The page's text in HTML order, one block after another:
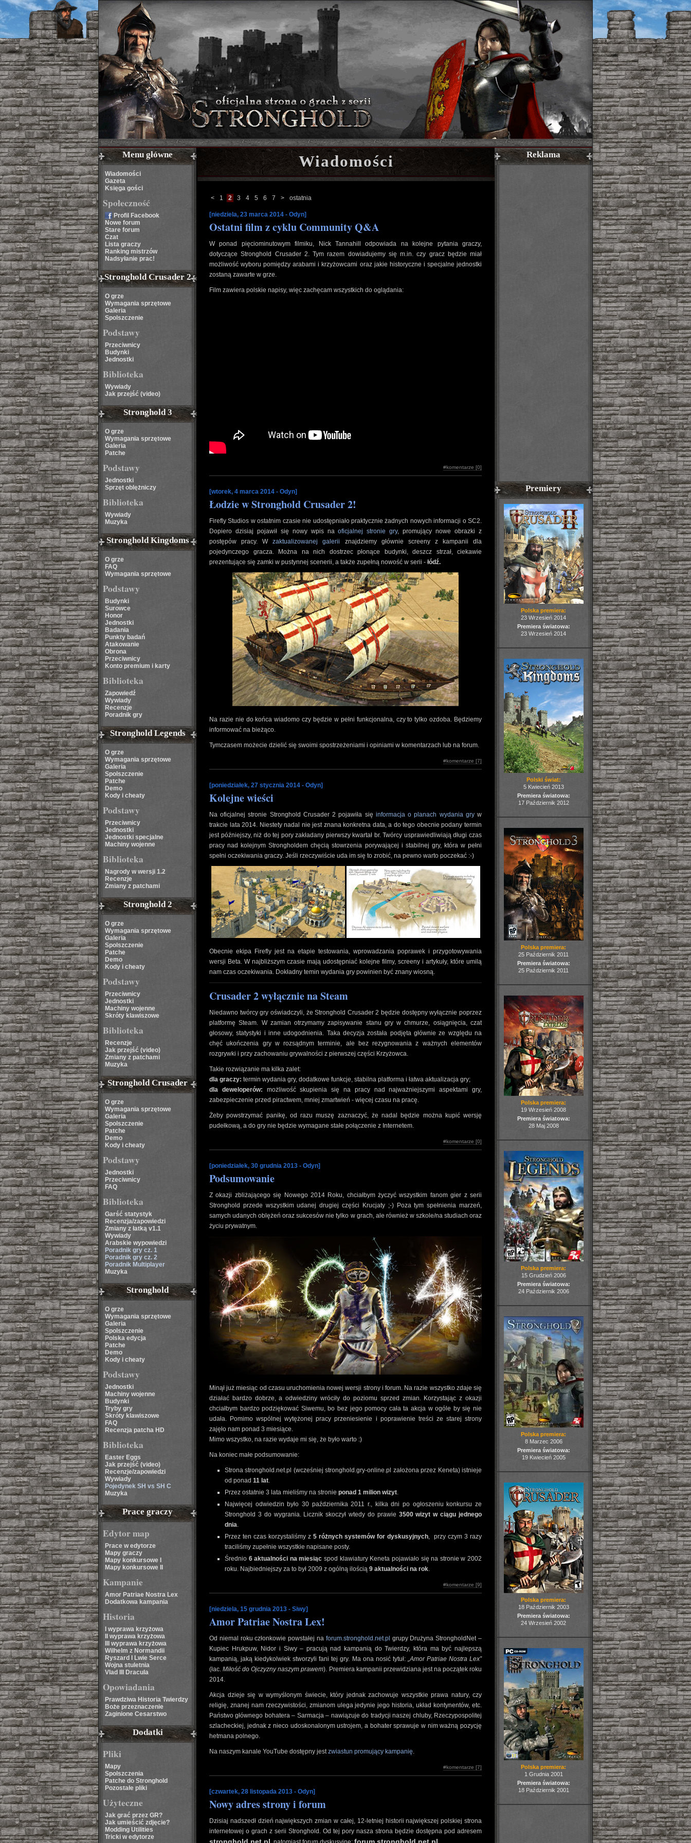
Menu główne
Wiadomości
Gazeta
Księga gości
Społeczność
Profil Facebook
Nowe forum
Stare forum
Czat
Lista graczy
Ranking mistrzów
Nadsyłanie prac!
Stronghold Crusader 2
O grze
Wymagania sprzętowe
Galeria
Spolszczenie
Podstawy
Przeciwnicy
Budynki
Jednostki
Biblioteka
Wywiady
Jak przejść (video)
Stronghold 3
O grze
Wymagania sprzętowe
Galeria
Patche
Podstawy
Jednostki
Sprzęt oblężniczy
Biblioteka
Wywiady
Muzyka
Stronghold Kingdoms
O grze
FAQ
Wymagania sprzętowe
Podstawy
Budynki
Surowce
Honor
Jednostki
Badania
Punkty badań
Atakowanie
Obrona
Przeciwnicy
Konto premium i karty
Biblioteka
Zapowiedź
Wywiady
Recenzje
Poradnik gry
Stronghold Legends
O grze
Wymagania sprzętowe
Galeria
Spolszczenie
Patche
Demo
Kody i cheaty
Podstawy
Przeciwnicy
Jednostki
Jednostki specjalne
Machiny wojenne
Biblioteka
Nagrody w wersji 1.2
Recenzje
Zmiany z patchami
Stronghold 2
O grze
Wymagania sprzętowe
Galeria
Spolszczenie
Patche
Demo
Kody i cheaty
Podstawy
Przeciwnicy
Jednostki
Machiny wojenne
Skróty klawiszowe
Biblioteka
Recenzje
Jak przejść (video)
Zmiany z patchami
Muzyka
Stronghold Crusader
O grze
Wymagania sprzętowe
Galeria
Spolszczenie
Patche
Demo
Kody i cheaty
Podstawy
Jednostki
Przeciwnicy
FAQ
Biblioteka
Garść statystyk
Recenzja/zapowiedzi
Zmiany z łatką v1.1
Wywiady
Arabskie wypowiedzi
Poradnik gry cz. 1
Poradnik gry cz. 2
Poradnik Multiplayer
Muzyka
Stronghold
O grze
Wymagania sprzętowe
Galeria
Spolszczenie
Polska edycja
Patche
Demo
Kody i cheaty
Podstawy
Jednostki
Machiny wojenne
Budynki
Tryby gry
Skróty klawiszowe
FAQ
Recenzja patcha HD
Biblioteka
Easter Eggs
Jak przejść (video)
Recenzje/zapowiedzi
Wywiady
Pojedynek SH vs SH C
Muzyka
Prace graczy
Edytor map
Prace w edytorze
Mapy graczy
Mapy konkursowe I
Mapy konkursowe II
Kampanie
Amor Patriae Nostra Lex
Dodatkowa kampania
Historia
I wyprawa krzyżowa
II wyprawa krzyżowa
III wyprawa krzyżowa
Wilhelm z Normandii
Ryszard I Lwie Serce
Wojna stuletnia
Vlad III Dracula
Opowiadania
Prawdziwa Historia Twierdzy
Boże przeznaczenie
Zaginione Cesarstwo
Dodatki
Pliki
Mapy
Spolszczenia
Patche do Stronghold
Pozostałe pliki
Użyteczne
Jak grać przez GR?
Jak umieścić zdjęcie?
Modding Utilities
Tricki w edytorze
Wiadomości
< 1 2 3 4 5 6 7 > ostatnia
[niedziela, 23 marca 2014 - Odyn]
Ostatni film z cyklu Community Q&A
W ponad pięciominutowym filmiku, Nick Tannahill odpowiada na kolejne pytania graczy,
dotyczące Stronghold Crusader 2. Tym razem dowiadujemy się m.in. czy gracz będzie miał
możliwość wyboru pomiędzy arabami i krzyżowcami oraz jakie historyczne i specjalne jednostki
zostaną zawarte w grze.
Film zawiera polskie napisy, więc zachęcam wszystkich do oglądania:
#komentarze [0]
[wtorek, 4 marca 2014 - Odyn]
Łodzie w Stronghold Crusader 2!
Firefly Studios w ostatnim czasie nie udostępniało praktycznie żadnych nowych informacji o SC2.
Dopiero dzisiaj pojawił się nowy wpis naoficjalnej stronie gry, promujący nowe obrazki z
postępów pracy. Wzaktualizowanej galerii
znajdziemy głównie screeny z kampanii dla
pojedynczego gracza. Można na nich dostrzec płonące budynki, deszcz strzał, ciekawie
prezentujące się zamki w pustynnej scenerii, a także zupełną nowość w serii - łódź.
Na razie nie do końca wiadomo czy będzie w pełni funkcjonalna, czy to tylko ozdoba. Będziemy
informować na bieżąco.
Tymczasem możecie dzielić się swoimi spostrzeżeniami i opiniami w komentarzach lub na forum.
#komentarze [7]
[poniedziałek, 27 stycznia 2014 - Odyn]
Kolejne wieści
Na oficjalnej stronie Stronghold Crusader 2 pojawiła się informacja o planach wydania gryw
trakcie lata 2014. Niestety nadal nie jest znana konkretna data, a do tego obecnie podany termin
jest późniejszy, niż do tej pory zakładany pierwszy kwartał br. Twórcy usprawiedliwiają długi czas
pracy nad kolejnym Strongholdem chęcią stowrzenia porywającej i stabilnej gry, która w pełni
spełni oczekiwania graczy. Jeśli rzeczywiście uda im się to zrobić, na pewno warto poczekać :-)
Obecnie ekipa Firefly jest na etapie testowania, wprowadzania poprawek i przygotowywania
wersji Beta. W najbliższym czasie mają udostępniać kolejne filmy, screeny i artykuły, które umilą
nam czas oczekiwania. Dokładny temin wydania gry powinien być znany wiosną.
Crusader 2 wyłącznie na Steam
Niedawno twórcy gry oświadczyli, że Stronghold Crusader 2 będzie dostępny wyłącznie poprzez
platformę Steam. W zamian otrzymamy zapisywanie stanu gry w chmurze, osiągnięcia, czat
głosowy, statystyki i inne udogodnienia. Taka decyzja została podjęta głównie ze względu na
chęć ukończenia gry w rozsądnym terminie, ale bez rezygnowania z ważnych elementów
rozgrywki i przy zachowaniu grywalności z pierwszej części Krzyżowca.
Takie rozwiązanie ma kilka zalet:
dla graczy: termin wydania gry, dodatkowe funkcje, stabilna platforma i łatwa aktualizacja gry;
dla deweloperów: możliwość skupienia się na pracy nad najważniejszymi aspektami gry,
zabezpieczenie przed piractwem, mniej zmartwień - więcej czasu na pracę.
Żeby powstrzymać panikę, od razu muszę zaznaczyć, że nadal będzie można kupić wersję
pudełkową, a do gry nie będzie wymagane stałe połączenie z Internetem.
#komentarze [0]
[poniedziałek, 30 grudnia 2013 - Odyn]
Podsumowanie
Z okazji zbliżającego się Nowego 2014 Roku, chciałbym życzyć wszystkim fanom gier z serii
Stronghold przede wszystkim udanej drugiej części Krucjaty ;-) Poza tym spełnienia marzeń,
samych udanych oblężeń oraz sukcesów nie tylko w grach, ale również w szkole/na studiach oraz
życiu prywatnym.
Minął już miesiąc od czasu uruchomienia nowej wersji strony i forum. Na razie wszystko zdaje się
działać bardzo dobrze, a odwiedziny wróciły do poziomu sprzed zmian. Korzystając z okazji
chciałbym bardzo podziękować Siwemu, bo bez jego pomocy cała ta akcja w ogóle by się nie
udała. Pomimo wspólnej wytężonej pracy przeniesienie i poprawienie treści ze starej strony
zajęło nam ponad 3 miesiące.
Mimo wszystko, na razie wydaje mi się, że było warto :)
Na koniec małe podsumowanie:
Strona stronghold.net.pl (wcześniej stronghold.gry-online.pl założona przez Keneta) istnieje
od ponad 11 lat.
Przez ostatnie 3 lata mieliśmy na stronie ponad 1 milion wizyt.
Najwięcej odwiedzin było 30 października 2011 r., kilka dni po ogłoszeniu konkursu ze
Stronghold 3 do wygrania. Licznik skoczył wtedy do prawie 3500 wizyt w ciągu jednego
dnia.
Przez ten czas korzystaliśmy z 5 różnych systemów for dyskusyjnych, przy czym 3 razy
traciliśmy zupełnie wszystkie napisane posty.
Średnio 6 aktualności na miesiąc spod klawiatury Keneta pojawiało się na stronie w 2002
roku. Najbiedniejszy za to był 2009 z ogólną ilością 9 aktualności na rok.
#komentarze [9]
[niedziela, 15 grudnia 2013 - Siwy]
Amor Patriae Nostra Lex!
Od niemal roku członkowie powstałej na forum.stronghold.net.pl grupy Drużyna StrongholdNet –
Kupiec Hrukpuw, Nidor i Siwy – pracują nad kampanią do Twierdzy, która ma być najlepszą
kampanią, jaką kiedykolwiek stworzyli fani tej gry. Ma ona nosić tytuł: Amor Patriae Nostra Lex
(łac.Miłość do Ojczyzny naszym prawem). Premiera kampanii przewidziana jest na początek roku
2014.
Akcja dzieje się w wymyślonym świecie, który jednak zachowuje wszystkie prawa natury, czy
religię, znanej nam rzeczywistości, zmianom ulega jedynie jego historia, układ kontynentów, etc.
Państwo głównego bohatera – Sarmacja – nawiązuje do tradycji naszej chluby, Rzeczypospolitej
szlacheckiej, jednak z nieco udoskonalonym ustrojem, a bohater sprawuje w nim ważną pozycję
hetmana polnego.
Na naszym kanale YouTube dostępny jestzwiastun promujący kampanię.
#komentarze [7]
[czwartek, 28 listopada 2013 - Odyn]
Nowy adres strony i forum
Dzisiaj nadszedł dzień największych zmian w całej, 12-letniej historii największej polskiej strona
internetowej o grach z serii Stronghold. Od tej pory nasza strona będzie dostępna pod adresem
Reklama
Premiery
Polska premiera:
23 Wrzesień 2014
Premiera światowa:
23 Wrzesień 2014
Polski świat:
5 Kwiecień 2013
Premiera światowa:
17 Październik 2012
Polska premiera:
25 Październik 2011
Premiera światowa:
25 Październik 2011
Polska premiera:
19 Wrzesień 2008
Premiera światowa:
28 Maj 2008
Polska premiera:
15 Grudzień 2006
Premiera światowa:
24 Październik 2006
Polska premiera:
8 Marzec 2006
Premiera światowa:
19 Kwiecień 2005
Polska premiera:
18 Październik 2003
Premiera światowa:
24 Wrzesień 2002
Polska premiera:
1 Grudnia 2001
Premiera światowa:
18 Październik 2001